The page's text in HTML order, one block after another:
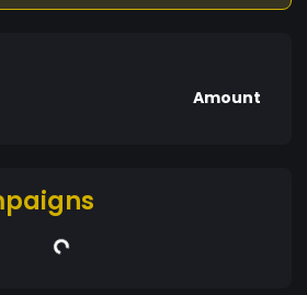
Amount